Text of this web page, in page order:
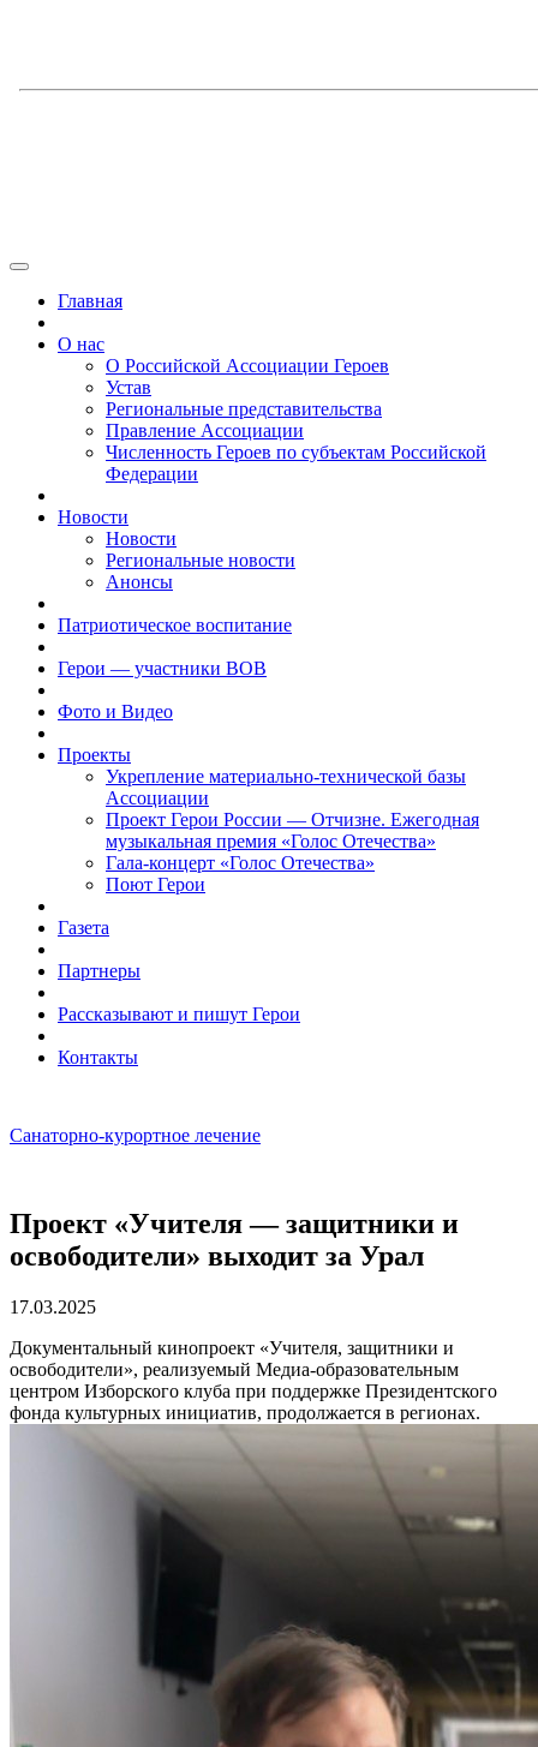
Главная
О нас
О Российской Ассоциации Героев
Устав
Региональные представительства
Правление Ассоциации
Численность Героев по субъектам Российской
Федерации
Новости
Новости
Региональные новости
Анонсы
Патриотическое воспитание
Герои — участники ВОВ
Фото и Видео
Проекты
Укрепление материально-технической базы
Ассоциации
Проект Герои России — Отчизне. Ежегодная
музыкальная премия «Голос Отечества»
Гала-концерт «Голос Отечества»
Поют Герои
Газета
Партнеры
Рассказывают и пишут Герои
Контакты
Санаторно-курортное лечение
Проект «Учителя — защитники и
освободители» выходит за Урал
17.03.2025
Документальный кинопроект «Учителя, защитники и
освободители», реализуемый Медиа-образовательным
центром Изборского клуба при поддержке Президентского
фонда культурных инициатив, продолжается в регионах.